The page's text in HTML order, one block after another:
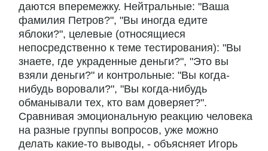
даются вперемежку. Нейтральные: "Ваша
фамилия Петров?", "Вы иногда едите
яблоки?", целевые (относящиеся
непосредственно к теме тестирования): "Вы
знаете, где украденные деньги?", "Это вы
взяли деньги?" и контрольные: "Вы когда-
нибудь воровали?", "Вы когда-нибудь
обманывали тех, кто вам доверяет?".
Сравнивая эмоциональную реакцию человека
на разные группы вопросов, уже можно
делать какие-то выводы, - объясняет Игорь